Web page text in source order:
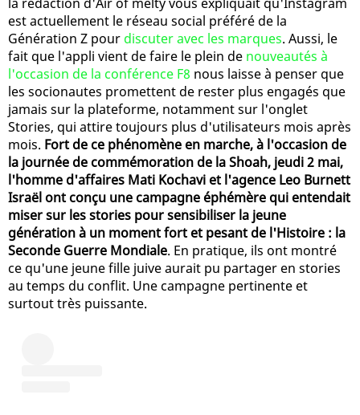
est actuellement le réseau social préféré de la
Génération Z pour discuter avec les marques. Aussi, le
fait que l'appli vient de faire le plein de nouveautés à
l'occasion de la conférence F8 nous laisse à penser que
les socionautes promettent de rester plus engagés que
jamais sur la plateforme, notamment sur l'onglet
Stories, qui attire toujours plus d'utilisateurs mois après
mois. Fort de ce phénomène en marche, à l'occasion de
la journée de commémoration de la Shoah, jeudi 2 mai,
l'homme d'affaires Mati Kochavi et l'agence Leo Burnett
Israël ont conçu une campagne éphémère qui entendait
miser sur les stories pour sensibiliser la jeune
génération à un moment fort et pesant de l'Histoire : la
Seconde Guerre Mondiale. En pratique, ils ont montré
ce qu'une jeune fille juive aurait pu partager en stories
au temps du conflit. Une campagne pertinente et
surtout très puissante.